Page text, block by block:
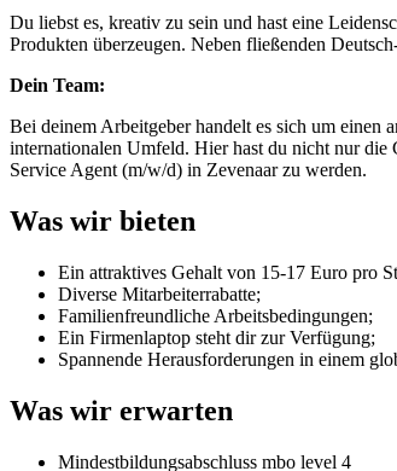
Du liebst es, kreativ zu sein und hast eine
Produkten überzeugen. Neben fließenden
Dein Team:
Bei deinem Arbeitgeber handelt es sich um
internationalen Umfeld. Hier hast du nicht nur die
Service Agent (m/w/d) in Zevenaar zu werden.
Was wir bieten
Ein attraktives Gehalt von 15-17 Euro pro
Diverse Mitarbeiterrabatte;
Familienfreundliche Arbeitsbedingungen;
Ein Firmenlaptop steht dir zur Verfügung;
Spannende Herausforderungen in einem
Was wir erwarten
Mindestbildungsabschluss mbo level 4